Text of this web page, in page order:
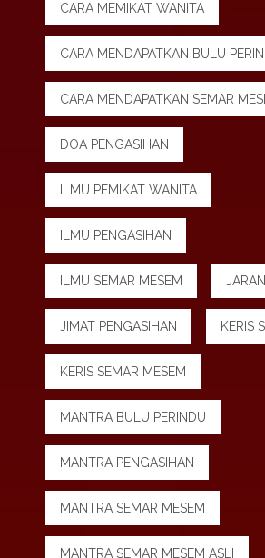
CARA MEMIKAT WANITA
CARA MENDAPATKAN BULU
CARA MENDAPATKAN SEMAR
DOA PENGASIHAN
ILMU PEMIKAT WANITA
ILMU PENGASIHAN
ILMU SEMAR MESEM
JIMAT PENGASIHAN KERIS
KERIS SEMAR MESEM
MANTRA BULU PERINDU
MANTRA PENGASIHAN
MANTRA SEMAR MESEM
MANTRA SEMAR MESEM ASLI